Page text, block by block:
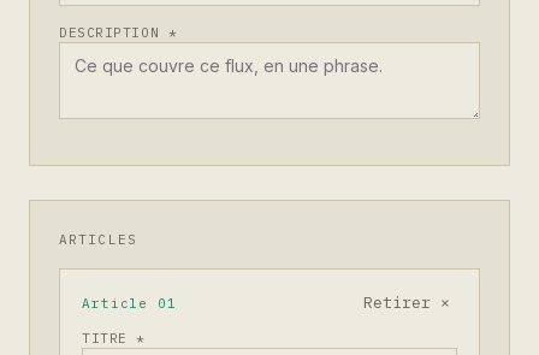
DESCRIPTION *
ARTICLES
Article 01 Retirer ×
TITRE *